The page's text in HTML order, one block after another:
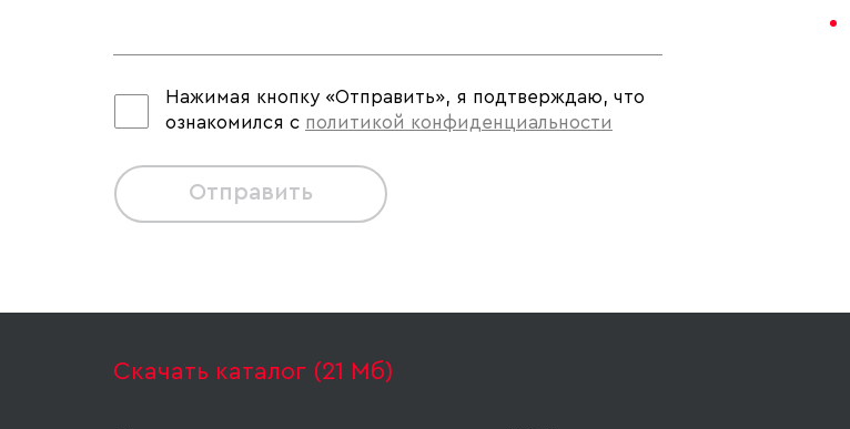
Нажимая кнопку «Отправить», я подтверждаю, что
ознакомился с политикой конфиденциальности
Отправить
Скачать каталог (21 Мб)